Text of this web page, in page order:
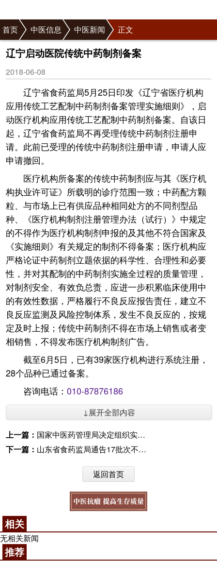
首页 中医信息 中医新闻 正文
辽宁启动医院传统中药制剂备案
2018-06-08
辽宁省食药监局5月25日印发《辽宁省医疗机构
应用传统工艺配制中药制剂备案管理实施细则》，启
动医疗机构应用传统工艺配制中药制剂备案。自该日
起，辽宁省食药监局不再受理传统中药制剂注册申
请。此前已受理的传统中药制剂注册申请，申请人应
申请撤回。
医疗机构所备案的传统中药制剂应与其《医疗机
构执业许可证》所载明的诊疗范围一致；中药配方颗
粒、与市场上已有供应品种相同处方的不同剂型品
种、《医疗机构制剂注册管理办法（试行）》中规定
的不得作为医疗机构制剂申报的及其他不符合国家及
《实施细则》有关规定的制剂不得备案；医疗机构应
严格论证中药制剂立题依据的科学性、合理性和必要
性，并对其配制的中药制剂实施全过程的质量管理，
对制剂安全、有效负总责，应进一步积累临床使用中
的有效性数据，严格履行不良反应报告责任，建立不
良反应监测及风险控制体系，发生不良反应的，按规
定及时上报；传统中药制剂不得在市场上销售或者变
相销售，不得发布医疗机构制剂广告。
截至6月5日，已有39家医疗机构进行系统注册，
28个品种已通过备案。
咨询电话： 010-87876186
↓展开全部内容
上一篇： 国家中医药管理局决定组织实施国家中医药领军人才支持计划
下一篇： 山东省食药监局通告17批次不合格饮片
返回首页
相关
无相关新闻
推荐